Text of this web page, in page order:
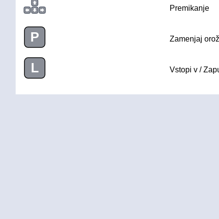
Premikanje
P Zamenjaj
L Vstopi v /